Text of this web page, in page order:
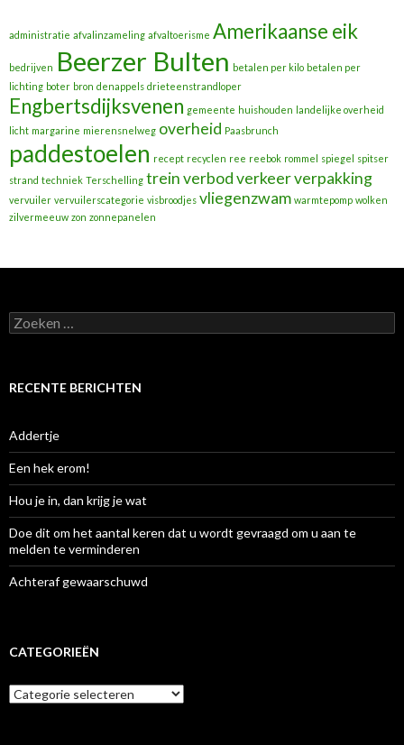
administratie afvalinzameling afvaltoerisme Amerikaanse eik
bedrijven Beerzer Bulten betalen per kilo betalen per
lichting boter bron denappels drieteenstrandloper
Engbertsdijksvenen gemeente huishouden landelijke overheid
licht margarine mierensnelweg overheid Paasbrunch
paddestoelen recept recyclen ree reebok rommel spiegel spitser
strand techniek Terschelling treinverbodverkeerverpakking
vervuiler vervuilerscategorie visbroodjes vliegenzwam warmtepomp wolken
zilvermeeuw zon zonnepanelen
Zoeken
naar:
RECENTE BERICHTEN
Addertje
Een hek erom!
Hou je in, dan krijg je wat
Doe dit om het aantal keren dat u wordt gevraagd om u aan te
melden te verminderen
Achteraf gewaarschuwd
CATEGORIEËN
Categorieën